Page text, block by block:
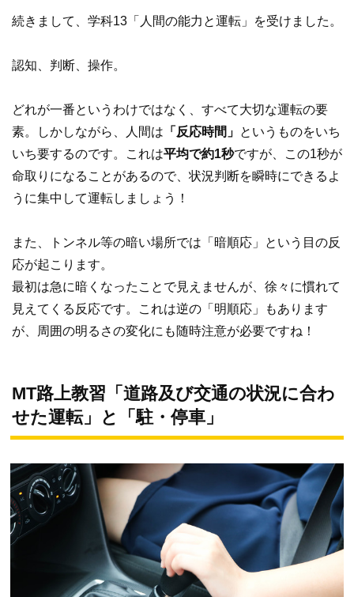
続きまして、学科13「人間の能力と運転」を受けました。
認知、判断、操作。
どれが一番というわけではなく、すべて大切な運転の要
素。しかしながら、人間は 「反応時間」 というものをいち
いち要するのです。これは平均で約1秒ですが、この1秒が
命取りになることがあるので、状況判断を瞬時にできるよ
うに集中して運転しましょう！
また、トンネル等の暗い場所では「暗順応」という目の反
応が起こります。
最初は急に暗くなったことで見えませんが、徐々に慣れて
見えてくる反応です。これは逆の「明順応」もあります
が、周囲の明るさの変化にも随時注意が必要ですね！
MT路上教習「道路及び交通の状況に合わ
せた運転」と「駐・停車」